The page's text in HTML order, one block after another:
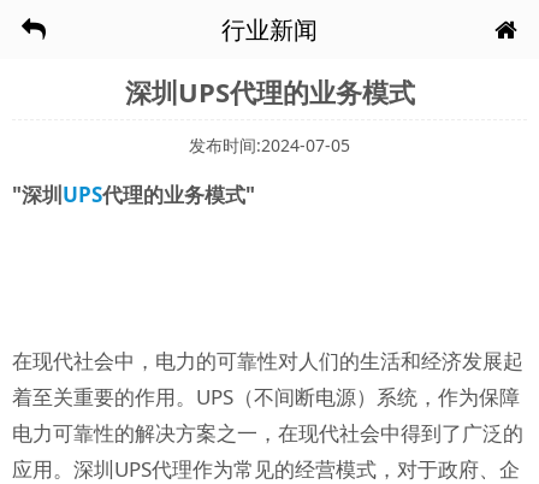
行业新闻
深圳UPS代理的业务模式
发布时间:2024-07-05
"深圳UPS代理的业务模式"
在现代社会中，电力的可靠性对人们的生活和经济发展起
着至关重要的作用。UPS（不间断电源）系统，作为保障
电力可靠性的解决方案之一，在现代社会中得到了广泛的
应用。深圳UPS代理作为常见的经营模式，对于政府、企